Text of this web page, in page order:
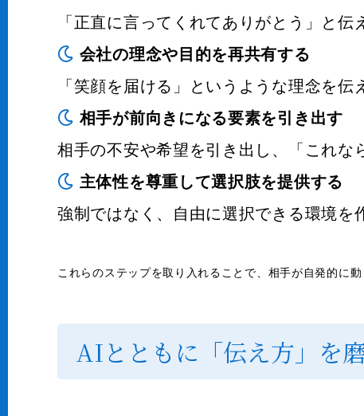
「正直に言ってくれてありがとう」と
会社の理念や目的を再共有する
「笑顔を届ける」というような理念を伝
相手が前向きになる要素を引き出す
相手の不安や希望を引き出し、「これな
主体性を尊重して選択肢を提供する
強制ではなく、自由に選択できる環境を
これらのステップを取り入れることで、相手が自発的に
AIとともに「伝え方」を